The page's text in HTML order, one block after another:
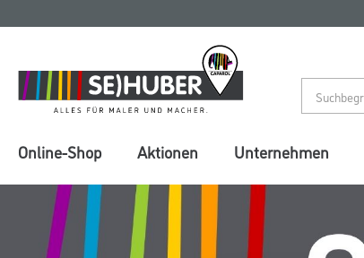
springen
springen
Online-Shop Aktionen Unternehmen